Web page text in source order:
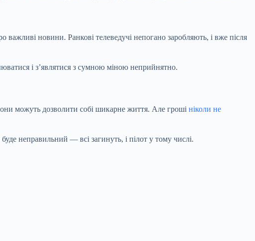
важливі новини. Ранкові телеведучі непогано заробляють, і вже після
і з’являтися з сумною міною неприйнятно.
можуть дозволити собі шикарне життя. Але гроші ніколи не
неправильний — всі загинуть, і пілот у тому числі.